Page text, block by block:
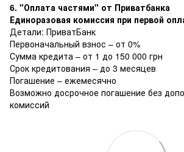
6. "Оплата частями" от Приватбанка
Единоразовая комиссия при первой
Детали: ПриватБанк
Первоначальный взнос – от 0%
Сумма кредита – от 1 до 150 000 грн
Срок кредитования – до 3 месяцев
Погашение – ежемесячно
Возможно досрочное погашение без
комиссий